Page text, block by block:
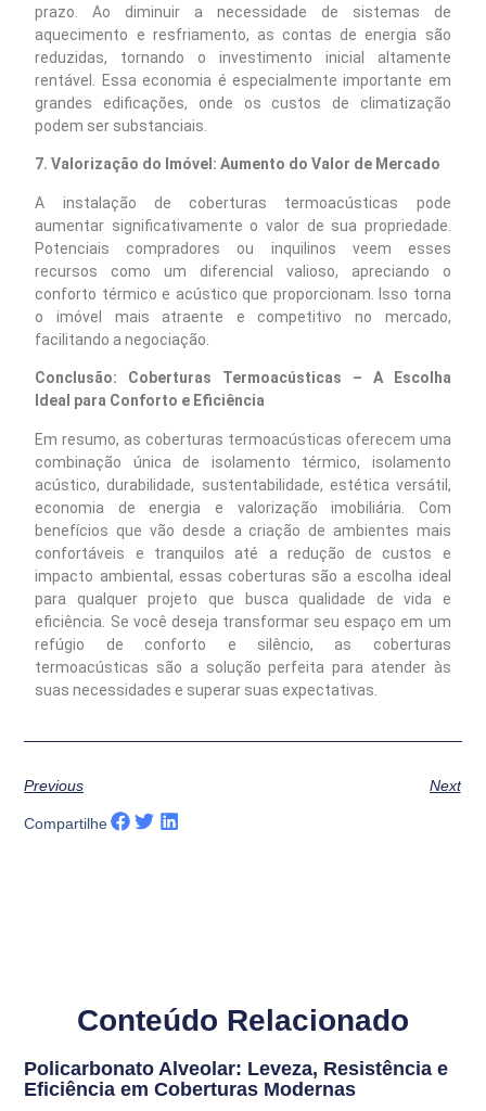
prazo. Ao diminuir a necessidade de sistemas de
aquecimento e resfriamento, as contas de energia são
reduzidas, tornando o investimento inicial altamente
rentável. Essa economia é especialmente importante em
grandes edificações, onde os custos de climatização
podem ser substanciais.
7. Valorização do Imóvel: Aumento do Valor de Mercado
A instalação de coberturas termoacústicas pode
aumentar significativamente o valor de sua propriedade.
Potenciais compradores ou inquilinos veem esses
recursos como um diferencial valioso, apreciando o
conforto térmico e acústico que proporcionam. Isso torna
o imóvel mais atraente e competitivo no mercado,
facilitando a negociação.
Conclusão: Coberturas Termoacústicas – A Escolha
Ideal para Conforto e Eficiência
Em resumo, as coberturas termoacústicas oferecem uma
combinação única de isolamento térmico, isolamento
acústico, durabilidade, sustentabilidade, estética versátil,
economia de energia e valorização imobiliária. Com
benefícios que vão desde a criação de ambientes mais
confortáveis e tranquilos até a redução de custos e
impacto ambiental, essas coberturas são a escolha ideal
para qualquer projeto que busca qualidade de vida e
eficiência. Se você deseja transformar seu espaço em um
refúgio de conforto e silêncio, as coberturas
termoacústicas são a solução perfeita para atender às
suas necessidades e superar suas expectativas.
Previous Next
Compartilhe
Conteúdo Relacionado
Policarbonato Alveolar: Leveza, Resistência e
Eficiência em Coberturas Modernas